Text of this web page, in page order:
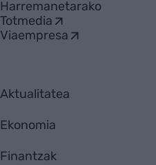
Harremanetarako
Totmedia
Viaempresa
Aktualitatea
Ekonomia
Finantzak